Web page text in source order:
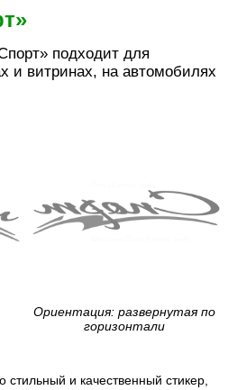
подходит для
и витринах, на автомобилях
Ориентация: развернутая по
горизонтали
и качественный стикер,